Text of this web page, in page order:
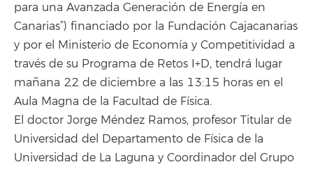
para una Avanzada Generación de Energía en
Canarias”) financiado por la Fundación Cajacanarias
y por el Ministerio de Economía y Competitividad a
través de su Programa de Retos I+D, tendrá lugar
mañana 22 de diciembre a las 13:15 horas en el
Aula Magna de la Facultad de Física.
El doctor Jorge Méndez Ramos, profesor Titular de
Universidad del Departamento de Física de la
Universidad de La Laguna y Coordinador del Grupo